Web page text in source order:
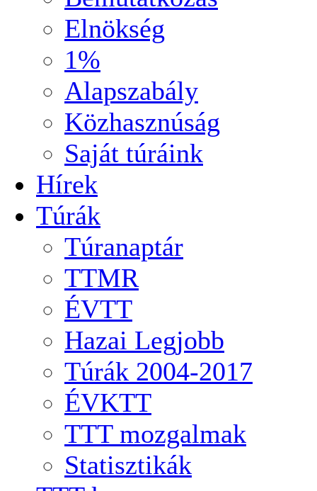
Elnökség
1%
Alapszabály
Közhasznúság
Saját túráink
Hírek
Túrák
Túranaptár
TTMR
ÉVTT
Hazai Legjobb
Túrák 2004-2017
ÉVKTT
TTT mozgalmak
Statisztikák